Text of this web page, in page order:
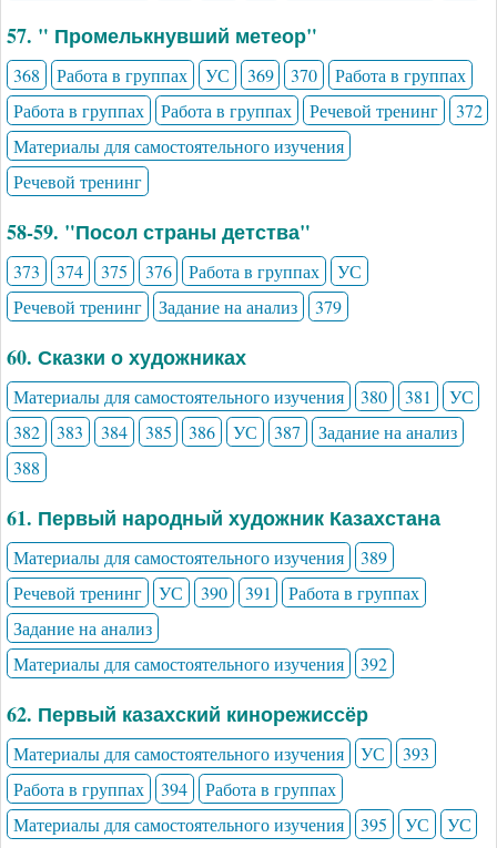
57. " Промелькнувший метеор"
368 Работа в группах УС 369 370
Работа в группах
Работа в группах
Работа в группах Речевой тренинг
372
Материалы для самостоятельного изучения
Речевой тренинг
58-59. "Посол страны детства"
373 374 375 376 Работа в группах
УС
Речевой тренинг
Задание на анализ 379
60. Сказки о художниках
Материалы для самостоятельного изучения 380 381
УС
382
383 384 385 386 УС 387
Задание на анализ
388
61. Первый народный художник Казахстана
Материалы для самостоятельного изучения
389
Речевой тренинг
УС 390 391
Работа в группах
Задание на анализ
Материалы для самостоятельного изучения
392
62. Первый казахский кинорежиссёр
Материалы для самостоятельного изучения УС
393
Работа в группах
394
Работа в группах
Материалы для самостоятельного изучения
395 УС УС